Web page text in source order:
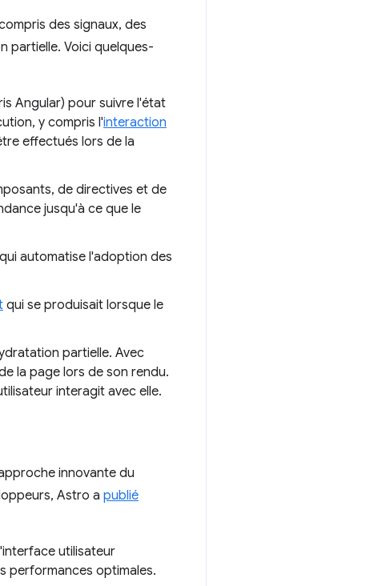
des signaux, des
partielle. Voici quelques-
Angular) pour suivre l'état
y compris l'interaction
effectués lors de la
de directives et de
jusqu'à ce que le
automatise l'adoption des
qui se produisait lorsque le
partielle. Avec
la page lors de son rendu.
interagit avec elle.
innovante du
Astro a publié
utilisateur
performances optimales.